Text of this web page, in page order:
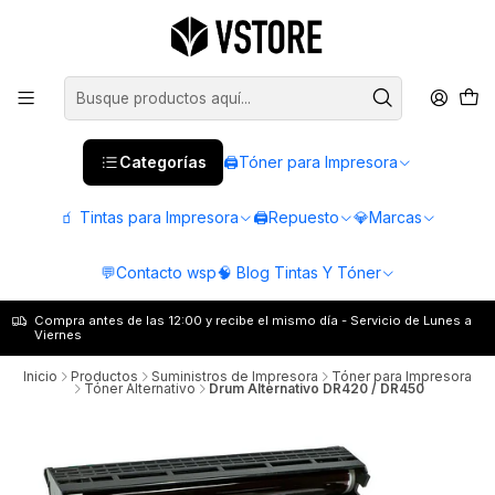
Categorías 🖨️Tóner para Impresora
🧃 Tintas para Impresora 🖨️Repuesto 💎Marcas
💬Contacto wsp🧠 Blog Tintas Y Tóner
Compra antes de las 12:00 y recibe el mismo día - Servicio de Lunes a
Viernes
Inicio Productos Suministros de Impresora Tóner para Impresora
Tóner Alternativo Drum Alternativo DR420 / DR450